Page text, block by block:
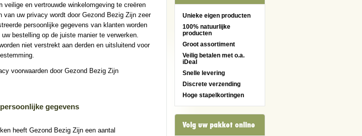
veilige en vertrouwde winkelomgeving te creëren
van uw privacy wordt door Gezond Bezig Zijn zeer
persoonlijke gegevens van klanten worden
bestelling op de juiste manier te verwerken.
niet verstrekt aan derden en uitsluitend voor
voorwaarden door Gezond Bezig Zijn
gegevens
heeft Gezond Bezig Zijn een aantal
Unieke eigen producten
100% natuurlijke
producten
Groot assortiment
Veilig betalen met o.a.
iDeal
Snelle levering
Discrete verzending
Hoge stapelkortingen
Volg uw pakket online